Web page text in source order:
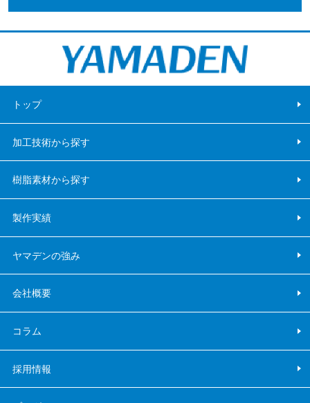
トップ
加工技術から探す
樹脂素材から探す
製作実績
ヤマデンの強み
会社概要
コラム
採用情報